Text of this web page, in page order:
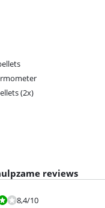
(2x)
reviews
8,4 van de 10.
8,4/10